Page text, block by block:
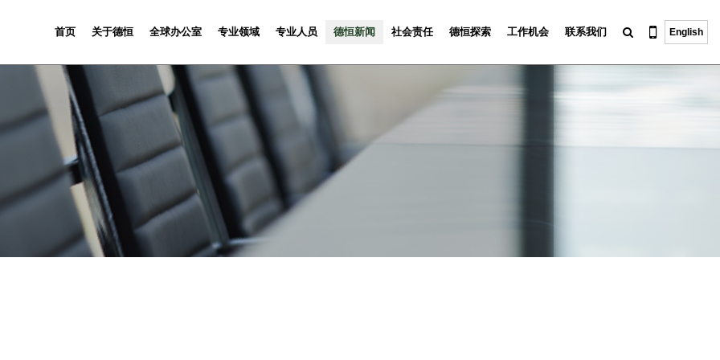
首页 关于德恒 全球办公室 专业领域 专业人员 德恒新闻 社会责任 德恒探索 工作机会 联系我们 English